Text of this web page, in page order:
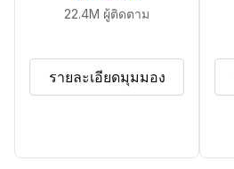
22.4M ผู้ติดตาม
รายละเอียดมุมมอง